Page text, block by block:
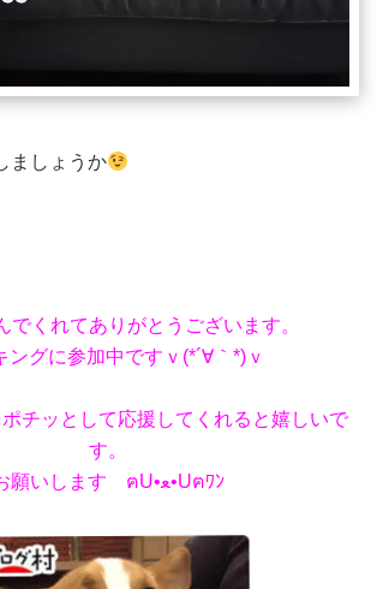
ましょうか
でくれてありがとうございます。
ングに参加中ですｖ(*´∀｀*)ｖ
チッとして応援してくれると嬉しいで
す。
お願いします ฅU•ﻌ•Uฅﾜﾝ